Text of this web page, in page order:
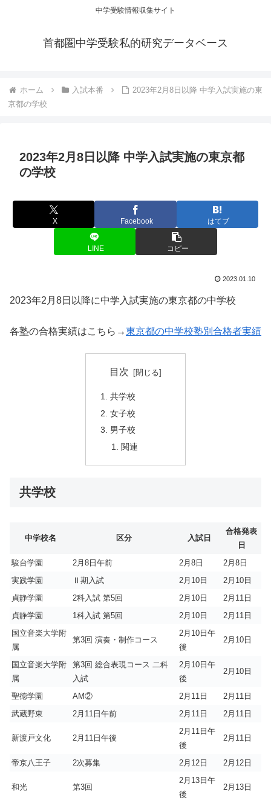
中学受験情報収集サイト
首都圏中学受験私的研究データベース
ホーム 入試本番
2023年2月8日以降 中学入試実施の東
京都の学校
2023年2月8日以降 中学入試実施の東京都
の学校
X Facebook はてブ
LINE コピー
2023.01.10
2023年2月8日以降に中学入試実施の東京都の中学校
各塾の合格実績はこちら→東京都の中学校塾別合格者実績
目次
共学校
女子校
男子校
関連
共学校
中学校名 区分 入試日
合格発表
日
駿台学園
2月8日午前 2月8日
2月8日
実践学園
Ⅱ期入試 2月10日
2月10日
貞静学園
2科入試 第5回 2月10日
2月11日
貞静学園
1科入試 第5回 2月10日
2月11日
国立音楽大学附
属
第3回 演奏・制作コース
2月10日午
後
2月10日
国立音楽大学附
属
第3回 総合表現コース 二科
入試
2月10日午
後
2月10日
聖徳学園 AM② 2月11日
2月11日
武蔵野東
2月11日午前 2月11日 2月11日
新渡戸文化 2月11日午後
2月11日午
後
2月11日
帝京八王子 2次募集 2月12日 2月12日
和光 第3回
2月13日午
後
2月13日